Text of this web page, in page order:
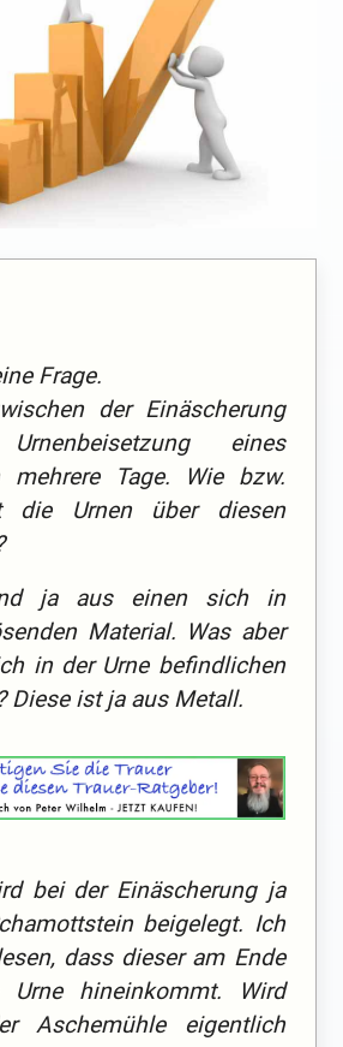
Frage.
der Einäscherung
eines
mehrere Tage. Wie bzw.
die Urnen über diesen
ja aus einen sich in
Material. Was aber
in der Urne befindlichen
Diese ist ja aus Metall.
bei der Einäscherung ja
beigelegt. Ich
dass dieser am Ende
hineinkommt. Wird
Aschemühle eigentlich